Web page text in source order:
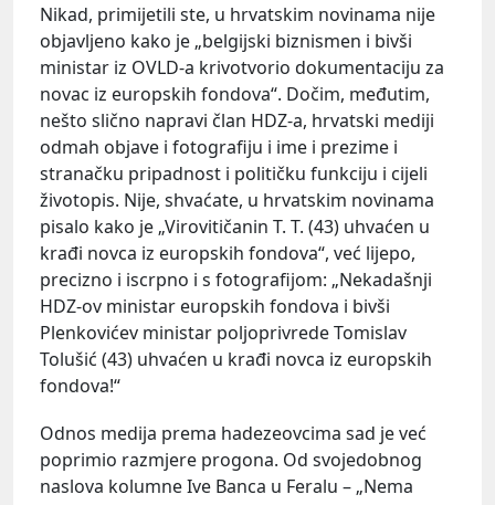
Nikad, primijetili ste, u hrvatskim novinama nije
objavljeno kako je „belgijski biznismen i bivši
ministar iz OVLD-a krivotvorio dokumentaciju za
novac iz europskih fondova“. Dočim, međutim,
nešto slično napravi član HDZ-a, hrvatski mediji
odmah objave i fotografiju i ime i prezime i
stranačku pripadnost i političku funkciju i cijeli
životopis. Nije, shvaćate, u hrvatskim novinama
pisalo kako je „Virovitičanin T. T. (43) uhvaćen u
krađi novca iz europskih fondova“, već lijepo,
precizno i iscrpno i s fotografijom: „Nekadašnji
HDZ-ov ministar europskih fondova i bivši
Plenkovićev ministar poljoprivrede Tomislav
Tolušić (43) uhvaćen u krađi novca iz europskih
fondova!“
Odnos medija prema hadezeovcima sad je već
poprimio razmjere progona. Od svojedobnog
naslova kolumne Ive Banca u Feralu – „Nema